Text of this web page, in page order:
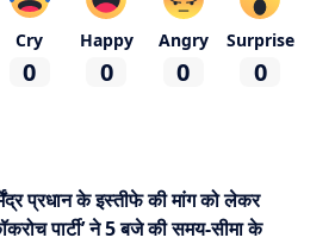
Cry
0
Happy
0
Angry
0
Surprise
0
प्रधान के इस्तीफे की मांग को लेकर
पार्टी’ ने 5 बजे की समय-सीमा के